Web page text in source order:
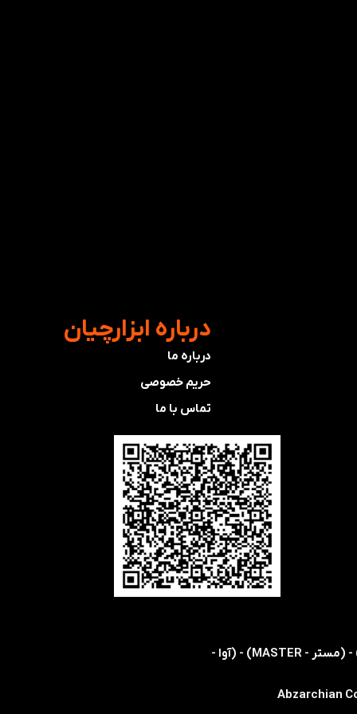
​درباره ابزارچیان
درباره ما
حریم خصوصی
تماس با ما
​​اولین و تنها نمایندگی رسمی شرکت های (اس ام سی - SMC) - (هریس - HARRIS) - (کویکه - KOIKE) - (مستر - MASTER) - (آوا -
Abzarchian